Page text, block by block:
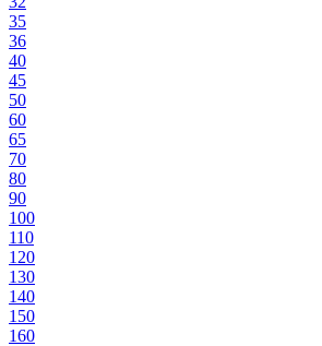
35
36
40
45
50
60
65
70
80
90
100
110
120
130
140
150
160